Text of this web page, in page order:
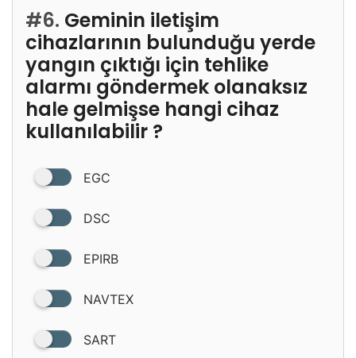
#6. Geminin iletişim
cihazlarının bulunduğu yerde
yangın çıktığı için tehlike
alarmı göndermek olanaksız
hale gelmişse hangi cihaz
kullanılabilir ?
EGC
DSC
EPIRB
NAVTEX
SART